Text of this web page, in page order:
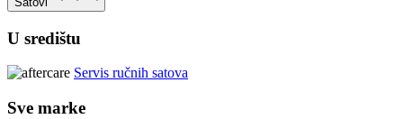
U središtu
Servis ručnih satova
Sve marke